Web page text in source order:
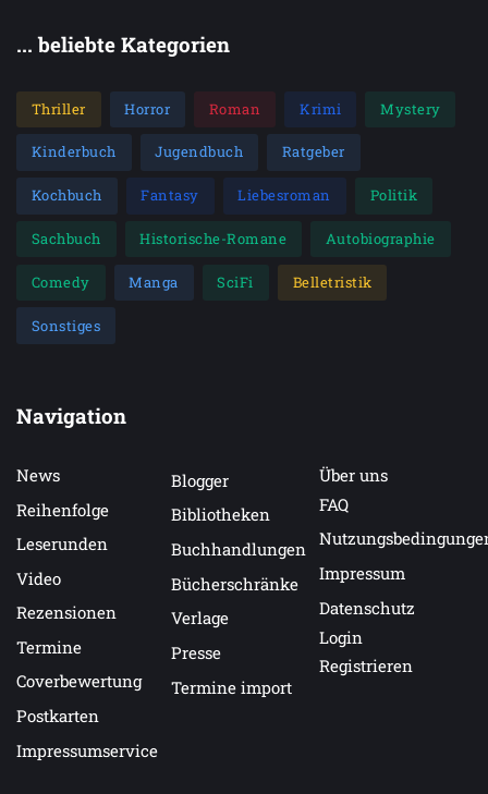
... beliebte Kategorien
Thriller Horror Roman Krimi Mystery
Kinderbuch Jugendbuch Ratgeber
Kochbuch Fantasy Liebesroman Politik
Sachbuch Historische-Romane Autobiographie
Comedy Manga SciFi Belletristik
Sonstiges
Navigation
News
Reihenfolge
Leserunden
Video
Rezensionen
Termine
Coverbewertung
Postkarten
Impressumservice
Blogger
Bibliotheken
Buchhandlungen
Bücherschränke
Verlage
Presse
Termine import
Über uns
FAQ
Impressum
Datenschutz
Login
Registrieren